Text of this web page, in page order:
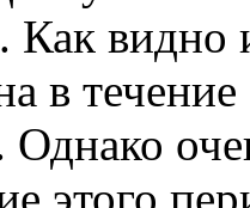
видно
в течение
Однако
этого